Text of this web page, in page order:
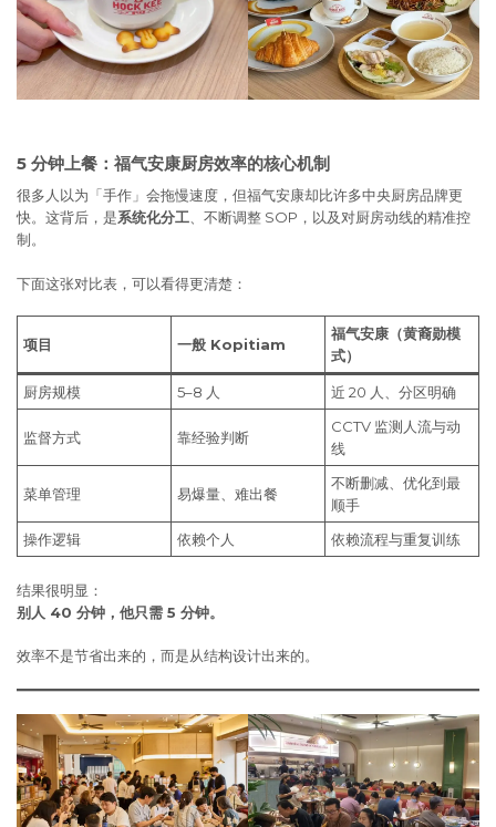
5 分钟上餐：福气安康厨房效率的核心机制
很多人以为「手作」会拖慢速度，但福气安康却比许多中央厨房品牌更
快。这背后，是系统化分工、不断调整 SOP，以及对厨房动线的精准控
制。
下面这张对比表，可以看得更清楚：
项目 一般 Kopitiam
福气安康（黄裔勋模
式）
厨房规模 5–8 人 近 20 人、分区明确
监督方式 靠经验判断
CCTV 监测人流与动
线
菜单管理 易爆量、难出餐
不断删减、优化到最
顺手
操作逻辑
依赖个人 依赖流程与重复训练
结果很明显：
别人 40 分钟，他只需 5 分钟。
效率不是节省出来的，而是从结构设计出来的。